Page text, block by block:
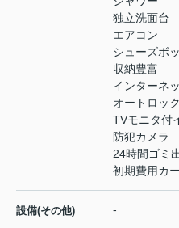
独立洗面台
エアコン
シューズボ
収納豊富
インターネ
オートロック
TVモニタ付
防犯カメラ
24時間ゴミ
初期費用カ
設備(その他) -